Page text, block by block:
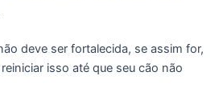
deve ser fortalecida, se assim for,
isso até que seu cão não